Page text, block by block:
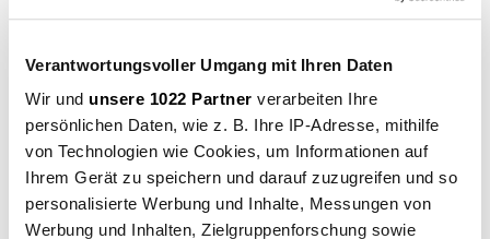
Verantwortungsvoller Umgang mit Ihren Daten
Wir und unsere 1022 Partner verarbeiten Ihre
persönlichen Daten, wie z. B. Ihre IP-Adresse, mithilfe
von Technologien wie Cookies, um Informationen auf
Ihrem Gerät zu speichern und darauf zuzugreifen und so
personalisierte Werbung und Inhalte, Messungen von
Werbung und Inhalten, Zielgruppenforschung sowie
Milli
"Sondermodell
" braun
Das Standmodell
besticht durch seinen
geringen
Platzbedarf. Zwei 45
cm lange und ein 40
cm langer
Sondermodell
LiegeMaxx
dunkelrot
Der perfekte kleine
Kratzbaum für ihre
Katze. Standsicher
steht der Baum auf
einer 42 x 42 x, 3,2
cm dicken